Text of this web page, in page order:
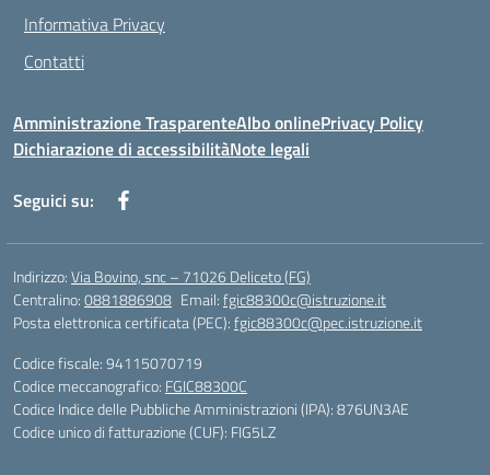
Informativa Privacy
Contatti
Amministrazione TrasparenteAlbo onlinePrivacy Policy
Dichiarazione di accessibilitàNote legali
Seguici su:
Indirizzo:Via Bovino, snc – 71026 Deliceto (FG)
Centralino:0881886908 Email:fgic88300c@istruzione.it
Posta elettronica certificata (PEC):fgic88300c@pec.istruzione.it
Codice fiscale: 94115070719
Codice meccanografico: FGIC88300C
Codice Indice delle Pubbliche Amministrazioni (IPA): 876UN3AE
Codice unico di fatturazione (CUF): FIG5LZ